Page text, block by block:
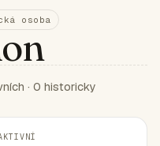
osoba
· 0 historicky